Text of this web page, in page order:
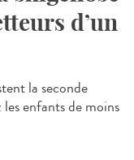
d’un
la seconde
enfants de moins